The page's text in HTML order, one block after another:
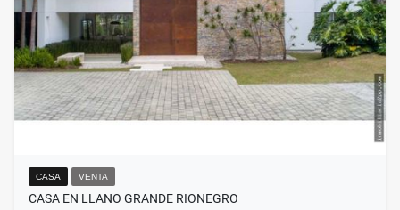
CASA VENTA
CASA EN LLANO GRANDE RIONEGRO